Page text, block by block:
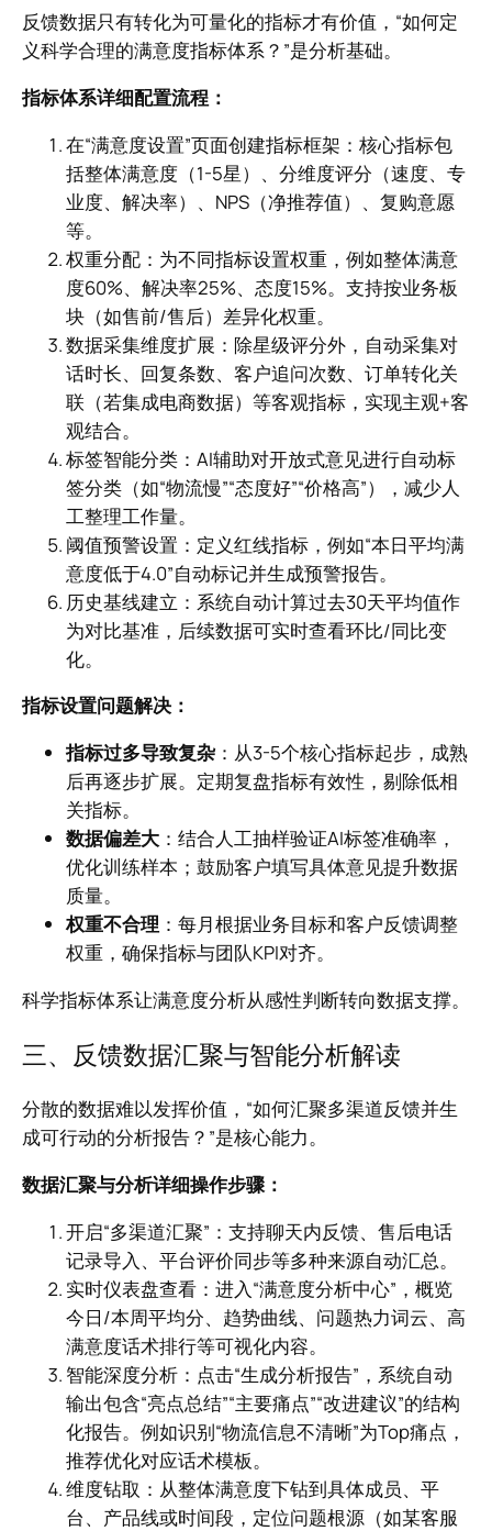
反馈数据只有转化为可量化的指标才有价值，“如何定
义科学合理的满意度指标体系？”是分析基础。
指标体系详细配置流程：
在“满意度设置”页面创建指标框架：核心指标包
括整体满意度（1-5星）、分维度评分（速度、专
业度、解决率）、NPS（净推荐值）、复购意愿
等。
权重分配：为不同指标设置权重，例如整体满意
度60%、解决率25%、态度15%。支持按业务板
块（如售前/售后）差异化权重。
数据采集维度扩展：除星级评分外，自动采集对
话时长、回复条数、客户追问次数、订单转化关
联（若集成电商数据）等客观指标，实现主观+客
观结合。
标签智能分类：AI辅助对开放式意见进行自动标
签分类（如“物流慢”“态度好”“价格高”），减少人
工整理工作量。
阈值预警设置：定义红线指标，例如“本日平均满
意度低于4.0”自动标记并生成预警报告。
历史基线建立：系统自动计算过去30天平均值作
为对比基准，后续数据可实时查看环比/同比变
化。
指标设置问题解决：
指标过多导致复杂：从3-5个核心指标起步，成熟
后再逐步扩展。定期复盘指标有效性，剔除低相
关指标。
数据偏差大 ：结合人工抽样验证AI标签准确率，
优化训练样本；鼓励客户填写具体意见提升数据
质量。
权重不合理 ：每月根据业务目标和客户反馈调整
权重，确保指标与团队KPI对齐。
科学指标体系让满意度分析从感性判断转向数据支撑。
三、反馈数据汇聚与智能分析解读
分散的数据难以发挥价值，“如何汇聚多渠道反馈并生
成可行动的分析报告？”是核心能力。
数据汇聚与分析详细操作步骤：
开启“多渠道汇聚”：支持聊天内反馈、售后电话
记录导入、平台评价同步等多种来源自动汇总。
实时仪表盘查看：进入“满意度分析中心”，概览
今日/本周平均分、趋势曲线、问题热力词云、高
满意度话术排行等可视化内容。
智能深度分析：点击“生成分析报告”，系统自动
输出包含“亮点总结”“主要痛点”“改进建议”的结构
化报告。例如识别“物流信息不清晰”为Top痛点，
推荐优化对应话术模板。
维度钻取：从整体满意度下钻到具体成员、平
台、产品线或时间段，定位问题根源（如某客服